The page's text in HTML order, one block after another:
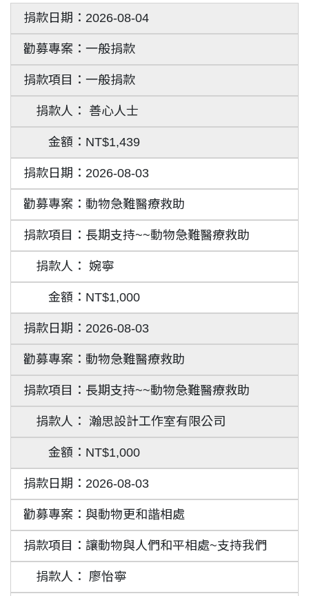
2026-08-04
一般捐款
一般捐款
善心人士
NT$1,439
2026-08-03
動物急難醫療救助
長期支持~~動物急難醫療救助
婉寧
NT$1,000
2026-08-03
動物急難醫療救助
長期支持~~動物急難醫療救助
瀚思設計工作室有限公司
NT$1,000
2026-08-03
與動物更和諧相處
讓動物與人們和平相處~支持我們
廖怡寧